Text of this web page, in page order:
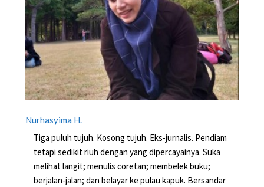
Nurhasyima H.
Tiga puluh tujuh. Kosong tujuh. Eks-jurnalis. Pendiam
tetapi sedikit riuh dengan yang dipercayainya. Suka
melihat langit; menulis coretan; membelek buku;
berjalan-jalan; dan belayar ke pulau kapuk. Bersandar